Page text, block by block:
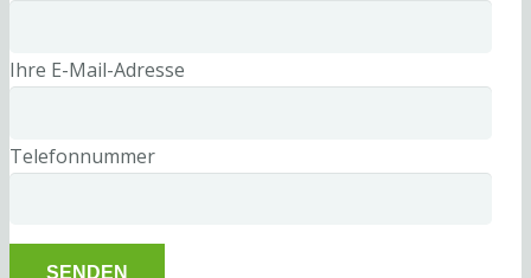
Ihre E-Mail-Adresse
Telefonnummer